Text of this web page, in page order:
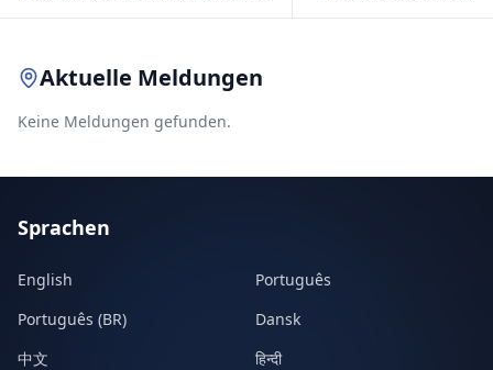
Aktuelle Meldungen
Keine Meldungen gefunden.
Sprachen
English
Português
Português (BR)
Dansk
中文
हिन्दी